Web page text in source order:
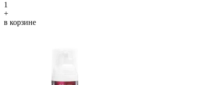
1
+
в корзине